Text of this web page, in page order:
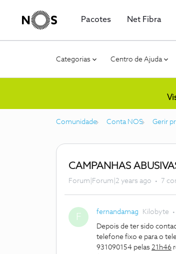
Pacotes Net Fibra
Categorias Centro de Ajuda
Comunidade Conta NOS Gerir
CAMPANHAS
Forum|Forum|2 years ago 7
F fernandamag Kilobyte
Depois de ter sido
telefone fixo e para o
931090154 pelas 21h46